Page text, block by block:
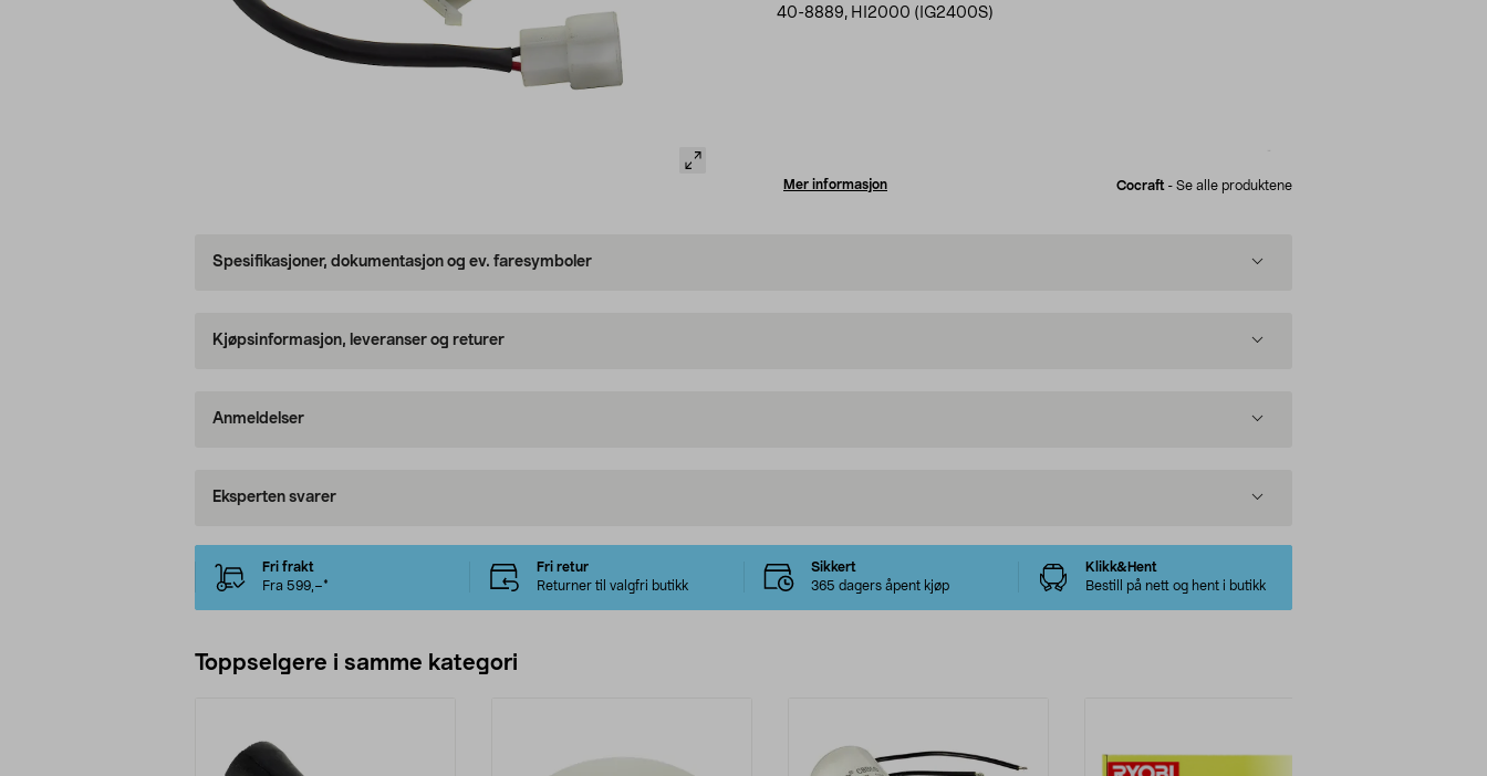
40-8889, HI2000 (IG2400S)
Mer informasjon Cocraft - Se alle produktene
Spesifikasjoner, dokumentasjon og ev. faresymboler
Kjøpsinformasjon, leveranser og returer
Anmeldelser
Eksperten svarer
Fri frakt
Fra 599,–*
Fri retur
Returner til valgfri butikk
Sikkert
365 dagers åpent kjøp
Klikk&Hent
Bestill på nett og hent i butikk
Toppselgere i samme kategori